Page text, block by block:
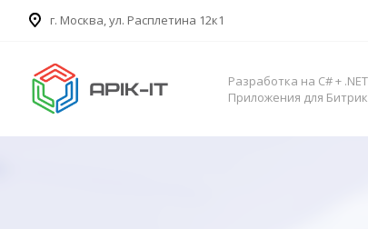
​г. Москва, ул. Расплетина 12к1
Разработка на C# +
Приложения для